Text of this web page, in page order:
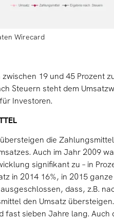
Wirecard
19 und 45 Prozent
Steuern steht dem
Investoren.
die
Auch im Jahr 2009
signifikant zu – in
in 2014 16%, in 2015
dass, z.B.
den Umsatz
fast sieben Jahre lang. Auch